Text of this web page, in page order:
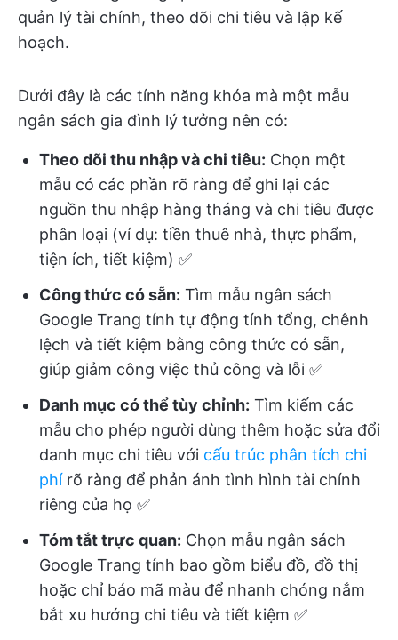
quản lý tài chính, theo dõi chi tiêu và lập kế
hoạch.
Dưới đây là các tính năng khóa mà một mẫu
ngân sách gia đình lý tưởng nên có:
Theo dõi thu nhập và chi tiêu: Chọn một
mẫu có các phần rõ ràng để ghi lại các
nguồn thu nhập hàng tháng và chi tiêu được
phân loại (ví dụ: tiền thuê nhà, thực phẩm,
tiện ích, tiết kiệm) ✅
Công thức có sẵn: Tìm mẫu ngân sách
Google Trang tính tự động tính tổng, chênh
lệch và tiết kiệm bằng công thức có sẵn,
giúp giảm công việc thủ công và lỗi ✅
Danh mục có thể tùy chỉnh: Tìm kiếm các
mẫu cho phép người dùng thêm hoặc sửa đổi
danh mục chi tiêu với cấu trúc phân tích chi
phírõ ràng để phản ánh tình hình tài chính
riêng của họ ✅
Tóm tắt trực quan: Chọn mẫu ngân sách
Google Trang tính bao gồm biểu đồ, đồ thị
hoặc chỉ báo mã màu để nhanh chóng nắm
bắt xu hướng chi tiêu và tiết kiệm ✅